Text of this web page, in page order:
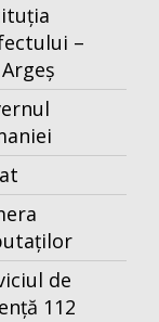
–
de
112